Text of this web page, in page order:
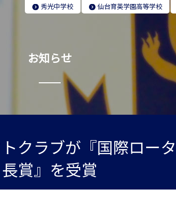
秀光中学校 仙台育英学園高等学校
お知らせ
クラブが『国際ロー
長賞』を受賞